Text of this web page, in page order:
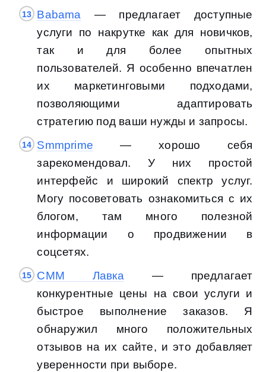
Babama — предлагает доступные
услуги по накрутке как для новичков,
так и для более опытных
пользователей. Я особенно впечатлен
их маркетинговыми подходами,
позволяющими адаптировать
стратегию под ваши нужды и запросы.
Smmprime — хорошо себя
зарекомендовал. У них простой
интерфейс и широкий спектр услуг.
Могу посоветовать ознакомиться с их
блогом, там много полезной
информации о продвижении в
соцсетях.
СММ Лавка— предлагает
конкурентные цены на свои услуги и
быстрое выполнение заказов. Я
обнаружил много положительных
отзывов на их сайте, и это добавляет
уверенности при выборе.